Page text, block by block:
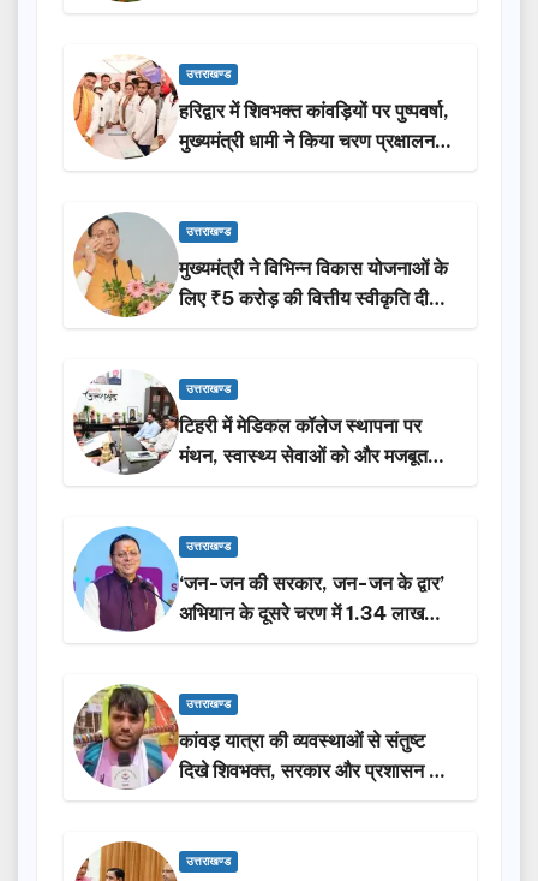
ने किया लोकार्पण-शिलान्यास.
उत्तराखण्ड
हरिद्वार में शिवभक्त कांवड़ियों पर पुष्पवर्षा,
मुख्यमंत्री धामी ने किया चरण प्रक्षालन…
उत्तराखण्ड
मुख्यमंत्री ने विभिन्न विकास योजनाओं के
लिए ₹5 करोड़ की वित्तीय स्वीकृति दी…
उत्तराखण्ड
टिहरी में मेडिकल कॉलेज स्थापना पर
मंथन, स्वास्थ्य सेवाओं को और मजबूत
करेगी सरकार: मुख्यमंत्री धामी…
उत्तराखण्ड
‘जन-जन की सरकार, जन-जन के द्वार’
अभियान के दूसरे चरण में 1.34 लाख
लोगों की भागीदारी…
उत्तराखण्ड
कांवड़ यात्रा की व्यवस्थाओं से संतुष्ट
दिखे शिवभक्त, सरकार और प्रशासन की
सराहना…
उत्तराखण्ड